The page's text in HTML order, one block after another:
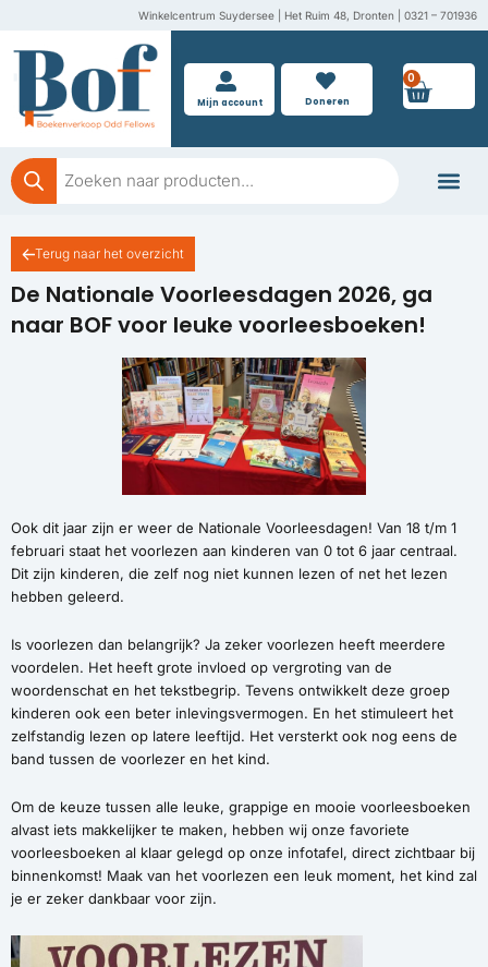
inhoud
Winkelcentrum Suydersee | Het Ruim 48, Dronten | 0321 – 701936
Mijn account Doneren
0
Producten
zoeken
De Nationale Voorleesdagen 2026, ga
naar BOF voor leuke voorleesboeken!
Terug naar het overzicht
Ook dit jaar zijn er weer de Nationale Voorleesdagen! Van 18 t/m 1
februari staat het voorlezen aan kinderen van 0 tot 6 jaar centraal.
Dit zijn kinderen, die zelf nog niet kunnen lezen of net het lezen
hebben geleerd.
Is voorlezen dan belangrijk? Ja zeker voorlezen heeft meerdere
voordelen. Het heeft grote invloed op vergroting van de
woordenschat en het tekstbegrip. Tevens ontwikkelt deze groep
kinderen ook een beter inlevingsvermogen. En het stimuleert het
zelfstandig lezen op latere leeftijd. Het versterkt ook nog eens de
band tussen de voorlezer en het kind.
Om de keuze tussen alle leuke, grappige en mooie voorleesboeken
alvast iets makkelijker te maken, hebben wij onze favoriete
voorleesboeken al klaar gelegd op onze infotafel, direct zichtbaar bij
binnenkomst! Maak van het voorlezen een leuk moment, het kind zal
je er zeker dankbaar voor zijn.